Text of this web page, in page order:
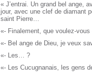
« J’entrai. Un grand bel ange,
jour, avec une clef de diamant
saint Pierre…
«- Finalement, que voulez-
«- Bel ange de Dieu, je veux
«- Les… ?
«- Les Cucugnanais, les gens